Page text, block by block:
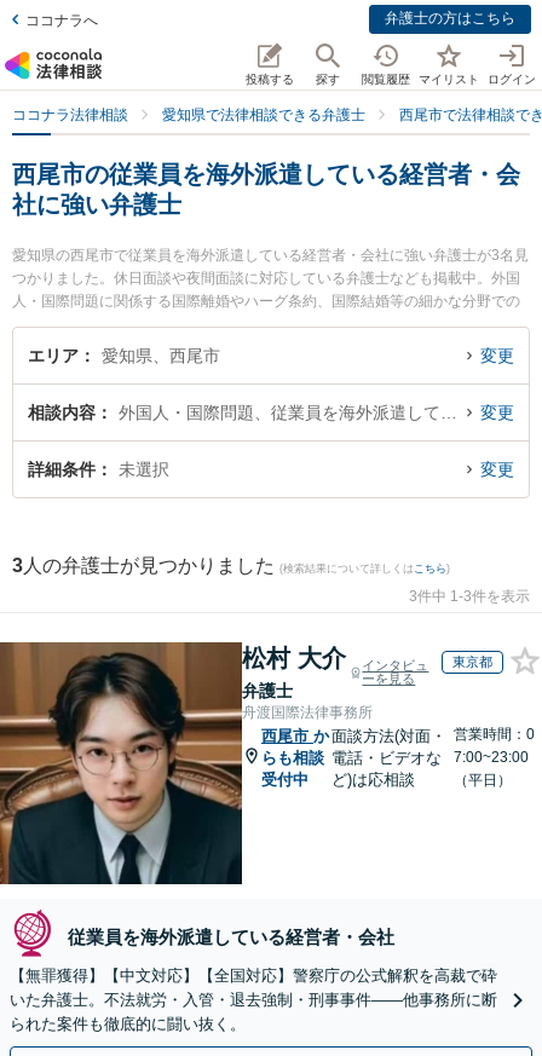
ココナラへ 弁護士の方はこちら
投稿する 探す 閲覧履歴 マイリスト ログイン
ココナラ法律相談 愛知県で法律相談できる弁護士 西尾市で法律相談で
西尾市の従業員を海外派遣している経営者・会
社に強い弁護士
愛知県の西尾市で従業員を海外派遣している経営者・会社に強い弁護士が3名見
つかりました。休日面談や夜間面談に対応している弁護士なども掲載中。外国
人・国際問題に関係する国際離婚やハーグ条約、国際結婚等の細かな分野での
絞り込み検索もでき便利です。特に弁護士法人坂田法律事務所の坂田 吉郎弁護
士や弁護士法人坂田法律事務所の髙木 卓也弁護士、安藤法律事務所の安藤 芳朗
ルを今すぐに弁護士に相談したい』『従業員を海外派遣している経営者・会社
のトラブル解決の実績豊富な近くの弁護士を検索したい』『初回相談無料で従
業員を海外派遣している経営者・会社を法律相談できる西尾市内の弁護士に相
エリア 愛知県、西尾市 変更
相談内容 変更
詳細条件 未選択 変更
3 人の弁護士が見つかりました (検索結果について詳しくは こちら)
3件中 1-3件を表示
松村 大介
弁護士
インタビュ
ーを見る
東京都
舟渡国際法律事務所
西尾市 か
らも相談
受付中
面談方法(対面・
電話・ビデオな
ど)は応相談
営業時間：0
7:00~23:00
（平日）
従業員を海外派遣している経営者・会社
【無罪獲得】【中文対応】【全国対応】警察庁の公式解釈を高裁で砕
いた弁護士。不法就労・入管・退去強制・刑事事件——他事務所に断
られた案件も徹底的に闘い抜く。